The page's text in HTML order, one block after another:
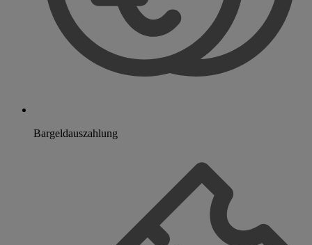
Bargeldauszahlung